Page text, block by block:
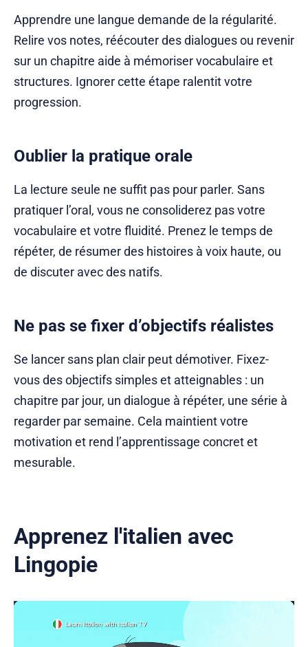
Apprendre une langue demande de la régularité.
Relire vos notes, réécouter des dialogues ou revenir
sur un chapitre aide à mémoriser vocabulaire et
structures. Ignorer cette étape ralentit votre
progression.
Oublier la pratique orale
La lecture seule ne suffit pas pour parler. Sans
pratiquer l’oral, vous ne consoliderez pas votre
vocabulaire et votre fluidité. Prenez le temps de
répéter, de résumer des histoires à voix haute, ou
de discuter avec des natifs.
Ne pas se fixer d’objectifs réalistes
Se lancer sans plan clair peut démotiver. Fixez-
vous des objectifs simples et atteignables : un
chapitre par jour, un dialogue à répéter, une série à
regarder par semaine. Cela maintient votre
motivation et rend l’apprentissage concret et
mesurable.
Apprenez l'italien avec
Lingopie